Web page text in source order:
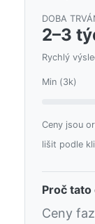
DOBA
2–3
Rychlý
Min (3k)
Ceny jsou
lišit podle
Proč tato
Ceny